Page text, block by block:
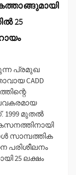
25
പ്രമുഖ
CADD
1999 മുതൽ
സാമ്പത്തിക
25 ലക്ഷം